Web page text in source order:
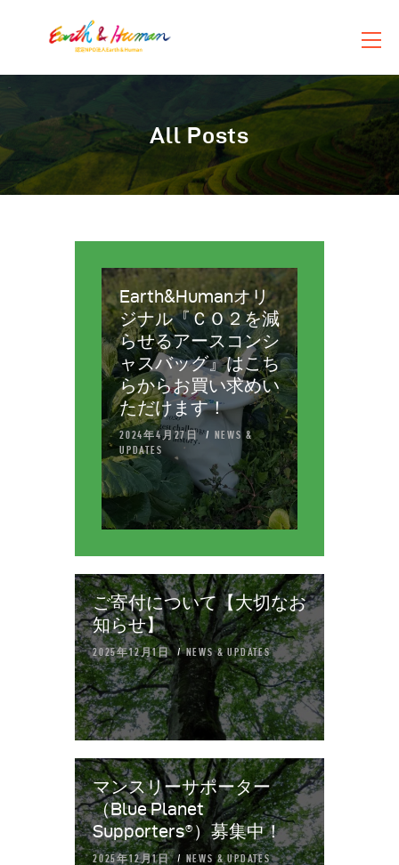
All Posts
団体概要
活動紹介
お知らせ
ショップ
Earth&Humanオリ
ジナル『ＣＯ２を減
らせるアースコンシ
ャスバッグ』はこち
らからお買い求めい
ただけます！
2024年4月27日
NEWS &
UPDATES
ご寄付について【大切なお
知らせ】
2025年12月1日 NEWS & UPDATES
マンスリーサポーター
（Blue Planet
Supporters®︎）募集中！
2025年12月1日 NEWS & UPDATES